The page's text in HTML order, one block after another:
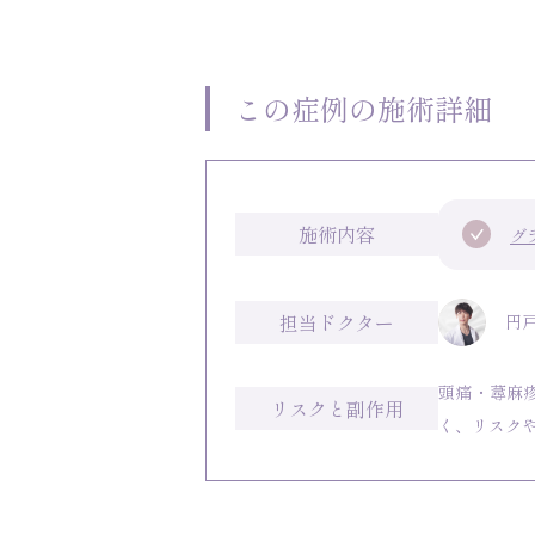
この症例の施術詳細
施術内容 グ
担当ドクター 円
リスクと副作用
頭痛・蕁麻
く、リスク